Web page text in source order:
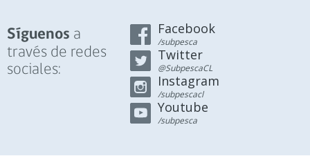
Síguenos a
través de redes
sociales:
Facebook
/subpesca
Twitter
@SubpescaCL
Instagram
/subpescacl
Youtube
/subpesca